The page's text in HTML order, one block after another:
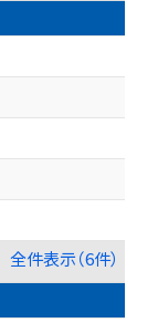
全件表示（6件）